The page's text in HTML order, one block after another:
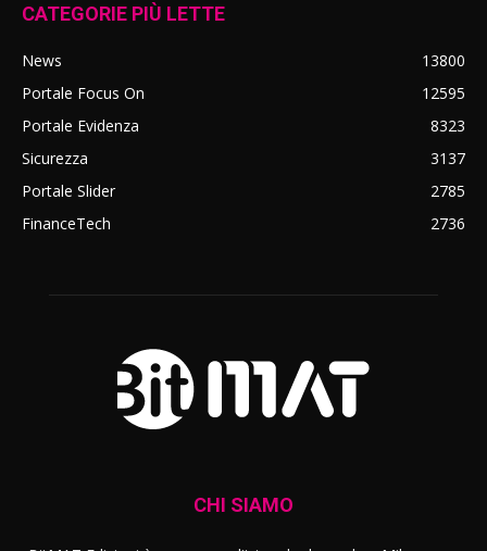
CATEGORIE PIÙ LETTE
News
13800
Portale Focus On
12595
Portale Evidenza
8323
Sicurezza
3137
Portale Slider
2785
FinanceTech
2736
CHI SIAMO